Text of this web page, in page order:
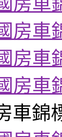
房車
房車
房車
車錦